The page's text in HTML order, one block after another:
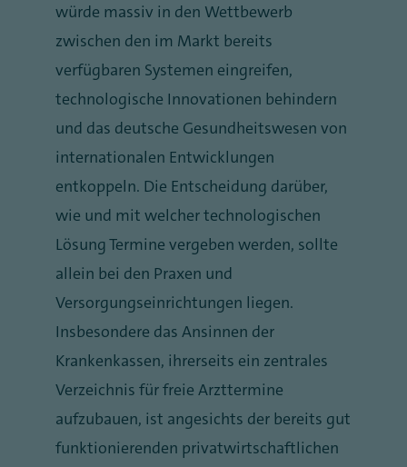
würde massiv in den Wettbewerb
zwischen den im Markt bereits
verfügbaren Systemen eingreifen,
technologische Innovationen behindern
und das deutsche Gesundheitswesen von
internationalen Entwicklungen
entkoppeln. Die Entscheidung darüber,
wie und mit welcher technologischen
Lösung Termine vergeben werden, sollte
allein bei den Praxen und
Versorgungseinrichtungen liegen.
Insbesondere das Ansinnen der
Krankenkassen, ihrerseits ein zentrales
Verzeichnis für freie Arzttermine
aufzubauen, ist angesichts der bereits gut
funktionierenden privatwirtschaftlichen